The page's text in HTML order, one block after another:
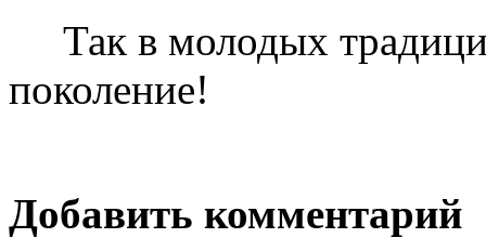
Так в молодых
поколение!
Добавить комментарий